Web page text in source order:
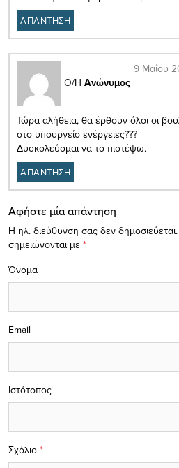
ΑΠΑΝΤΗΣΗ
Ο/Η Ανώνυμος
9 Μαΐου
Τώρα αλήθεια, θα έρθουν όλοι οι
στο υπουργείο ενέργειες???
Δυσκολεύομαι να το πιστέψω.
ΑΠΑΝΤΗΣΗ
Αφήστε μία απάντηση
Η ηλ. διεύθυνση σας δεν δημοσιεύεται.
σημειώνονται με *
Σχόλιο *
Όνομα
Email
Ιστότοπος